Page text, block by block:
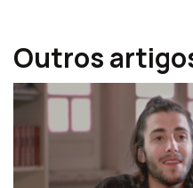
Outros